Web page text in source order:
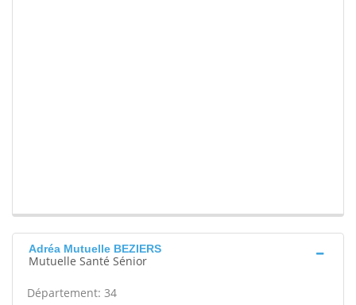
Adréa Mutuelle BEZIERS
Mutuelle Santé Sénior
Département: 34